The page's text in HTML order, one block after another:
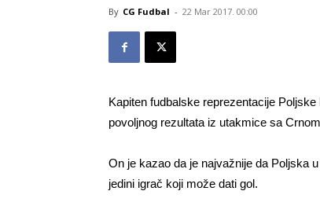
By CG Fudbal - 22 Mar 2017. 00:00
Kapiten fudbalske reprezentacije Poljske
povoljnog rezultata iz utakmice sa
On je kazao da je najvažnije da Poljska
jedini igrač koji može dati gol.